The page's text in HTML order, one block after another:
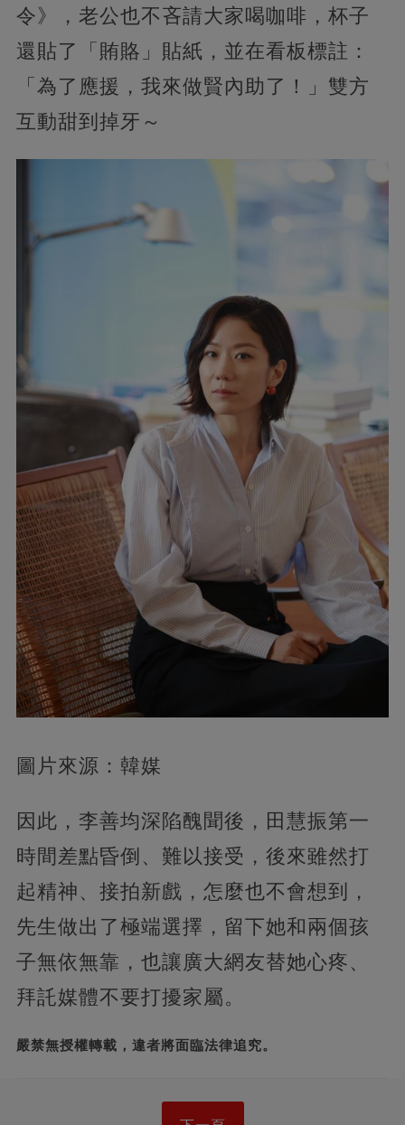
令》，老公也不吝請大家喝咖啡，杯子
還貼了「賄賂」貼紙，並在看板標註：
「為了應援，我來做賢內助了！」雙方
互動甜到掉牙～
圖片來源：韓媒
因此，李善均深陷醜聞後，田慧振第一
時間差點昏倒、難以接受，後來雖然打
起精神、接拍新戲，怎麼也不會想到，
先生做出了極端選擇，留下她和兩個孩
子無依無靠，也讓廣大網友替她心疼、
拜託媒體不要打擾家屬。
嚴禁無授權轉載，違者將面臨法律追究。